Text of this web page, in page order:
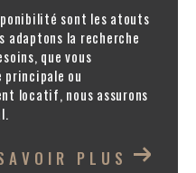
un panel très large
nos différents
en
comptable
sont les atouts
adaptons la recherche
que vous
ou
locatif, nous assurons
PLUS